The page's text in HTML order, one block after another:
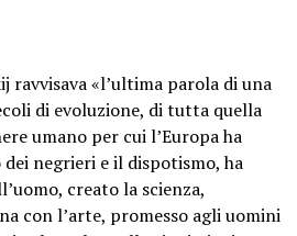
ravvisava «l’ultima parola di una
di evoluzione, di tutta quella
umano per cui l’Europa ha
negrieri e il dispotismo, ha
creato la scienza,
con l’arte, promesso agli uomini